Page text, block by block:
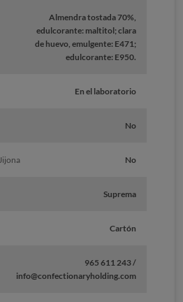
Almendra tostada 70%,
edulcorante: maltitol; clara
de huevo, emulgente: E471;
edulcorante: E950.
En el laboratorio
No
No
Suprema
Cartón
965 611 243 /
info@confectionaryholding.com